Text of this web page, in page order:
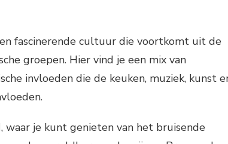
fascinerende cultuur die voortkomt uit de
groepen. Hier vind je een mix van
invloeden die de keuken, muziek, kunst
waar je kunt genieten van het bruisende